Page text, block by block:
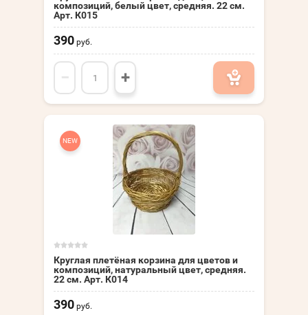
композиций, белый цвет, средняя. 22 см.
Арт. К015
390 руб.
− +
NEW
Круглая плетёная корзина для цветов и
композиций, натуральный цвет, средняя.
22 см. Арт. К014
390 руб.